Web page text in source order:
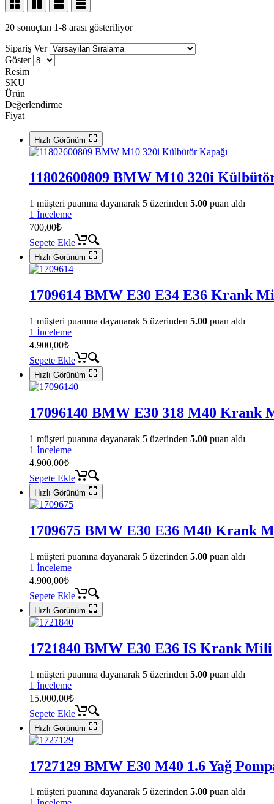
20 sonuçtan 1-8 arası gösteriliyor
Sipariş Ver
Göster
Resim
SKU
Ürün
Değerlendirme
Fiyat
Hızlı Görünüm
11802600809 BMW M10 320i
1 müşteri puanına dayanarak 5 üzerinden 5.00 puan aldı
1 İnceleme
700,00₺
Sepete Ekle
Hızlı Görünüm
1709614 BMW E30 E34 E36 Krank
1 müşteri puanına dayanarak 5 üzerinden 5.00 puan aldı
1 İnceleme
4.900,00₺
Sepete Ekle
Hızlı Görünüm
17096140 BMW E30 318 M40 Krank
1 müşteri puanına dayanarak 5 üzerinden 5.00 puan aldı
1 İnceleme
4.900,00₺
Sepete Ekle
Hızlı Görünüm
1709675 BMW E30 E36 M40 Krank
1 müşteri puanına dayanarak 5 üzerinden 5.00 puan aldı
1 İnceleme
4.900,00₺
Sepete Ekle
Hızlı Görünüm
1721840 BMW E30 E36 IS Krank Mili
1 müşteri puanına dayanarak 5 üzerinden 5.00 puan aldı
1 İnceleme
15.000,00₺
Sepete Ekle
Hızlı Görünüm
1727129 BMW E30 M40 1.6 Yağ
1 müşteri puanına dayanarak 5 üzerinden 5.00 puan aldı